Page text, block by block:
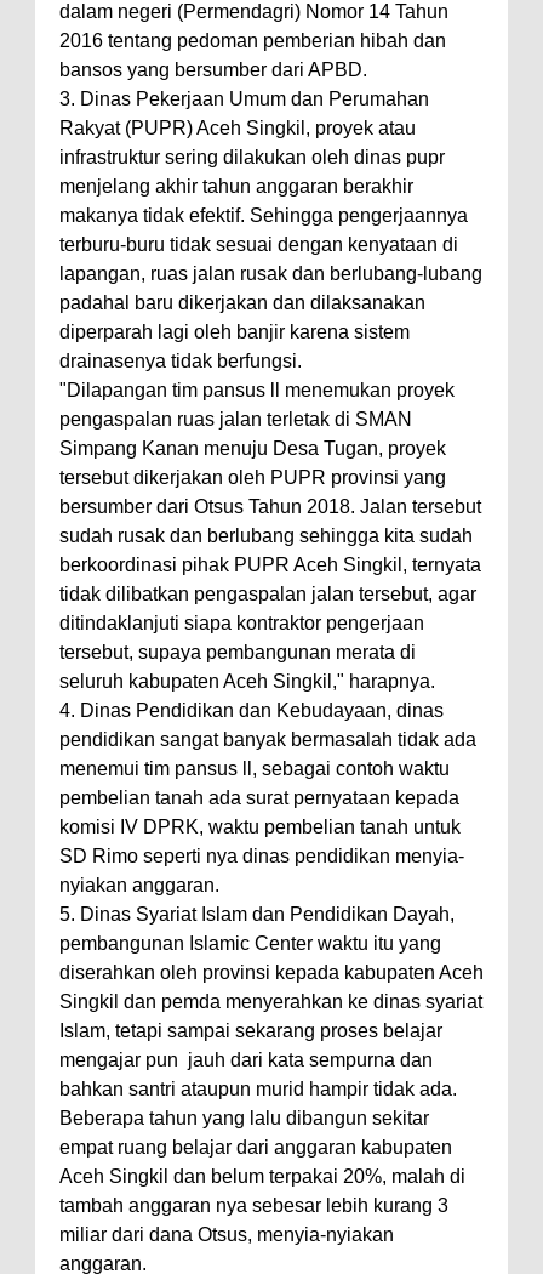
dalam negeri (Permendagri) Nomor 14 Tahun
2016 tentang pedoman pemberian hibah dan
bansos yang bersumber dari APBD.
3. Dinas Pekerjaan Umum dan Perumahan
Rakyat (PUPR) Aceh Singkil, proyek atau
infrastruktur sering dilakukan oleh dinas pupr
menjelang akhir tahun anggaran berakhir
makanya tidak efektif. Sehingga pengerjaannya
terburu-buru tidak sesuai dengan kenyataan di
lapangan, ruas jalan rusak dan berlubang-lubang
padahal baru dikerjakan dan dilaksanakan
diperparah lagi oleh banjir karena sistem
drainasenya tidak berfungsi.
"Dilapangan tim pansus ll menemukan proyek
pengaspalan ruas jalan terletak di SMAN
Simpang Kanan menuju Desa Tugan, proyek
tersebut dikerjakan oleh PUPR provinsi yang
bersumber dari Otsus Tahun 2018. Jalan tersebut
sudah rusak dan berlubang sehingga kita sudah
berkoordinasi pihak PUPR Aceh Singkil, ternyata
tidak dilibatkan pengaspalan jalan tersebut, agar
ditindaklanjuti siapa kontraktor pengerjaan
tersebut, supaya pembangunan merata di
seluruh kabupaten Aceh Singkil," harapnya.
4. Dinas Pendidikan dan Kebudayaan, dinas
pendidikan sangat banyak bermasalah tidak ada
menemui tim pansus ll, sebagai contoh waktu
pembelian tanah ada surat pernyataan kepada
komisi IV DPRK, waktu pembelian tanah untuk
SD Rimo seperti nya dinas pendidikan menyia-
nyiakan anggaran.
5. Dinas Syariat Islam dan Pendidikan Dayah,
pembangunan Islamic Center waktu itu yang
diserahkan oleh provinsi kepada kabupaten Aceh
Singkil dan pemda menyerahkan ke dinas syariat
Islam, tetapi sampai sekarang proses belajar
mengajar pun jauh dari kata sempurna dan
bahkan santri ataupun murid hampir tidak ada.
Beberapa tahun yang lalu dibangun sekitar
empat ruang belajar dari anggaran kabupaten
Aceh Singkil dan belum terpakai 20%, malah di
tambah anggaran nya sebesar lebih kurang 3
miliar dari dana Otsus, menyia-nyiakan
anggaran.